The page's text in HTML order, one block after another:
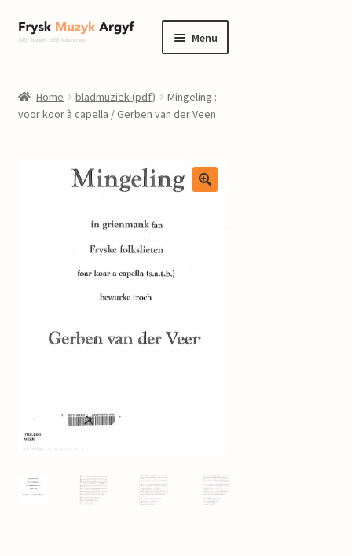
Ga
door
navigatie
Ga
naar
inhoud
Menu
informatie
Submenu
uitvouwen
Home bladmuziek (pdf)
Mingeling :
voor koor à capella / Gerben van der Veen